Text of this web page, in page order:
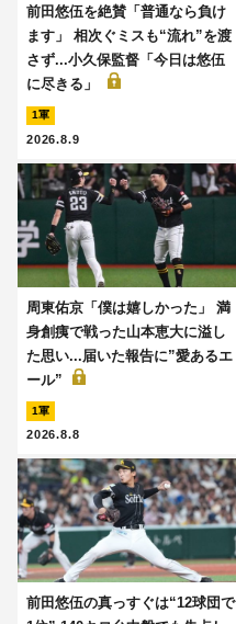
前田悠伍を絶賛「普通なら負け
ます」 相次ぐミスも“流れ”を渡
さず...小久保監督「今日は悠伍
に尽きる」
1軍
2026.8.9
周東佑京「僕は嬉しかった」 満
身創痍で戦った山本恵大に溢し
た思い...届いた報告に”愛あるエ
ール”
1軍
2026.8.8
前田悠伍の真っすぐは“12球団で